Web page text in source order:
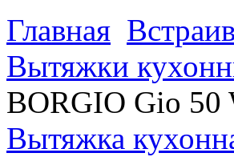
Главная
Вытяжки
BORGIO Gio 50
Вытяжка